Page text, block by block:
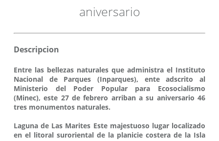
aniversario
Descripcion
Entre las bellezas naturales que administra el Instituto
Nacional de Parques (Inparques), ente adscrito al
Ministerio del Poder Popular para Ecosocialismo
(Minec), este 27 de febrero arriban a su aniversario 46
tres monumentos naturales.
Laguna de Las Marites Este majestuoso lugar localizado
en el litoral suroriental de la planicie costera de la Isla